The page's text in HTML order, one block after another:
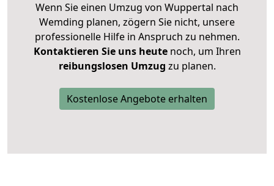
Wenn Sie einen Umzug von Wuppertal nach
Wemding planen, zögern Sie nicht, unsere
professionelle Hilfe in Anspruch zu nehmen.
Kontaktieren Sie uns heutenoch, um Ihren
reibungslosen Umzug zu planen.
Kostenlose Angebote erhalten